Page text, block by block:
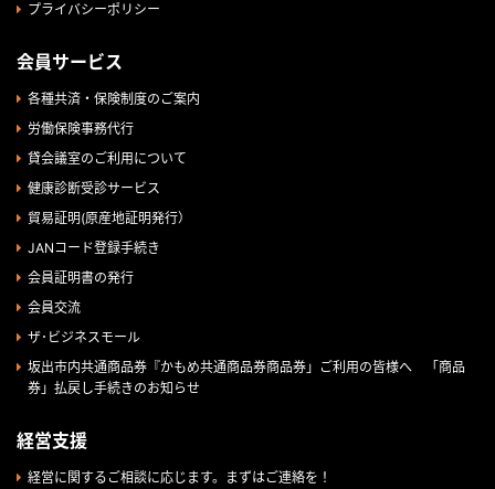
プライバシーポリシー
会員サービス
各種共済・保険制度のご案内
労働保険事務代行
貸会議室のご利用について
健康診断受診サービス
貿易証明(原産地証明発行）
JANコード登録手続き
会員証明書の発行
会員交流
ザ･ビジネスモール
坂出市内共通商品券『かもめ共通商品券商品券」ご利用の皆様へ 「商品
券」払戻し手続きのお知らせ
経営支援
経営に関するご相談に応じます。まずはご連絡を！